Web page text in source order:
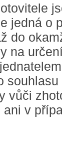
jedná o
do
na
vůči
ani v